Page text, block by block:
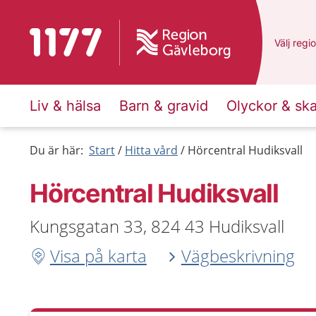
Till startsidan för 1177 Du har
Välj en
Liv & hälsa Barn & gravid Olyckor &
Du är här: Start Hitta vård Hörcentral Hudiksvall
Hörcentral Hudiksvall
Kungsgatan 33, 824 43 Hudiksvall
Visa på karta
Vägbeskrivning